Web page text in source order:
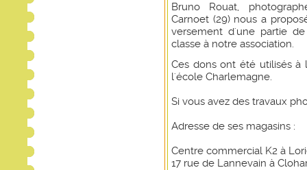
Bruno Rouat,
Carnoet (29) nous a
versement d'une partie
classe à notre association.
Ces dons ont été utilisés
l'école Charlemagne.
Si vous avez des travaux
Adresse de ses magasins :
Centre commercial K2 à
17 rue de Lannevain à